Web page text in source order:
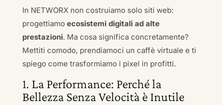
In NETWORX non costruiamo solo siti web:
progettiamo ecosistemi digitali ad alte
prestazioni. Ma cosa significa concretamente?
Mettiti comodo, prendiamoci un caffè virtuale e ti
spiego come trasformiamo i pixel in profitti.
1. La Performance: Perché la
Bellezza Senza Velocità è Inutile